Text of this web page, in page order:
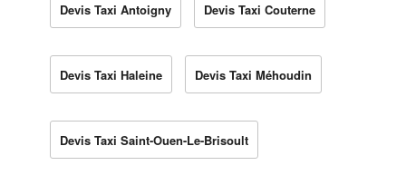
Devis Taxi Antoigny Devis Taxi Couterne
Devis Taxi Haleine Devis Taxi Méhoudin
Devis Taxi Saint-Ouen-Le-Brisoult